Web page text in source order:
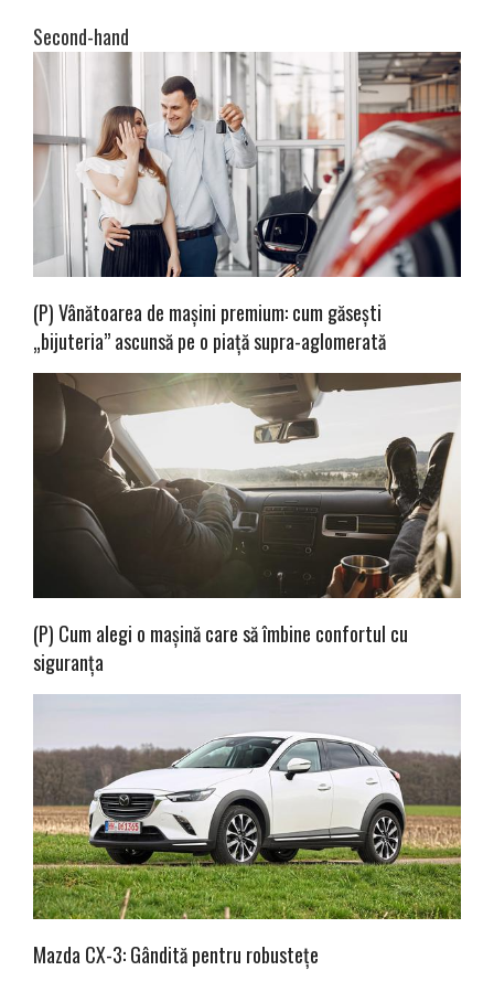
Second-hand
(P) Vânătoarea de mașini premium: cum găsești
„bijuteria” ascunsă pe o piață supra-aglomerată
(P) Cum alegi o mașină care să îmbine confortul cu
siguranța
Mazda CX-3: Gândită pentru robustețe